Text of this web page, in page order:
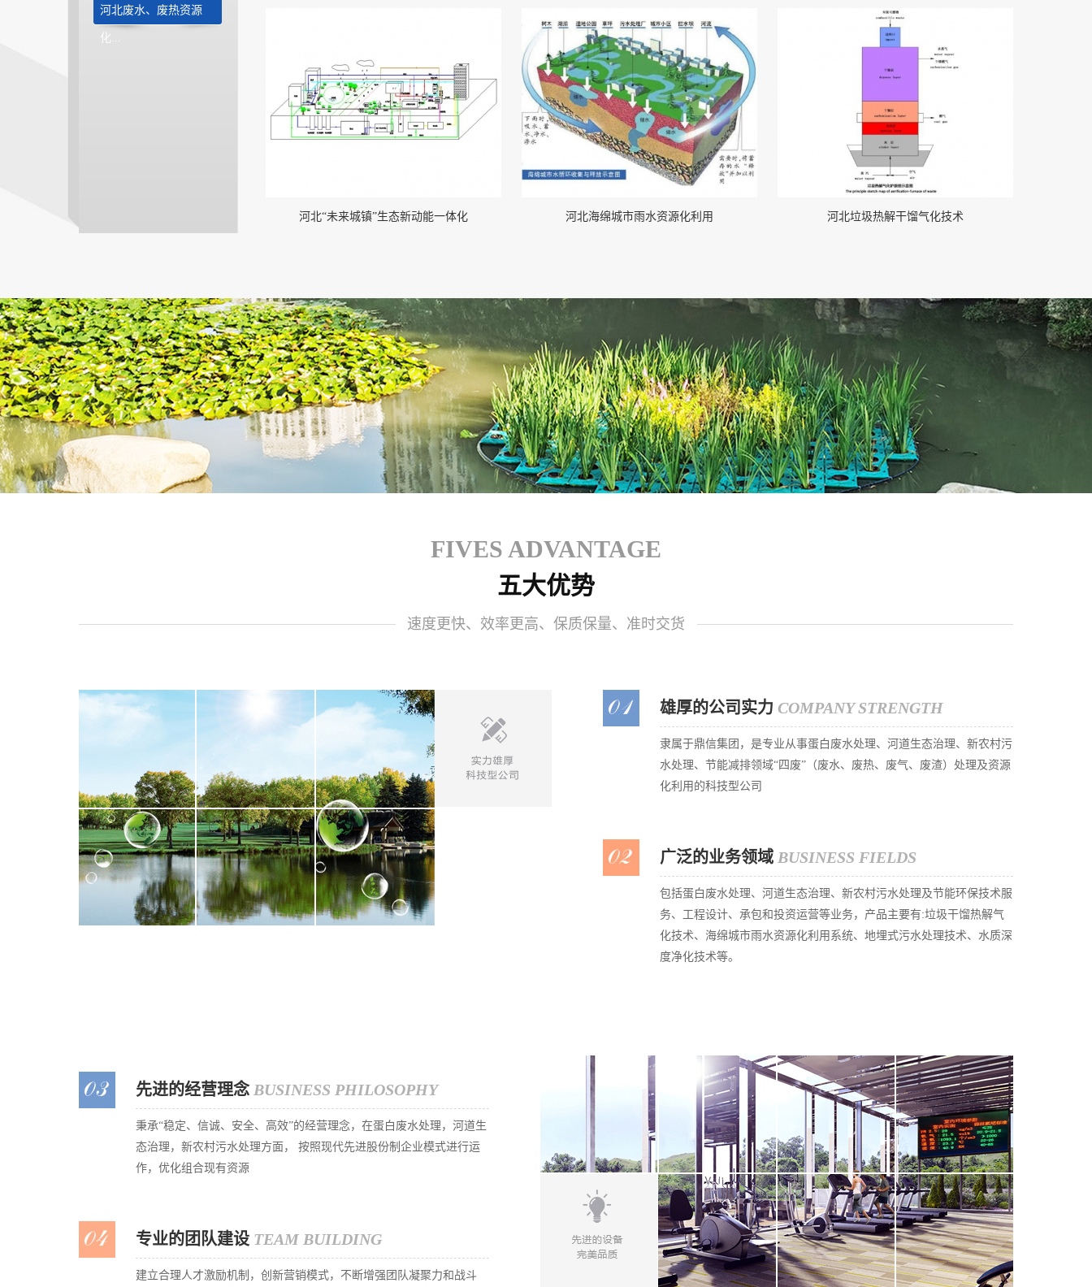
河北废水、废热资源
化...
河北“未来城镇”生态新动能一体化 河北海绵城市雨水资源化利用 河北垃圾热解干馏气化技术
FIVES ADVANTAGE
五大优势
速度更快、效率更高、保质保量、准时交货
雄厚的公司实力 COMPANY STRENGTH
隶属于鼎信集团，是专业从事蛋白废水处理、河道生态治理、新农村污
水处理、节能减排领域“四废”（废水、废热、废气、废渣）处理及资源
化利用的科技型公司
广泛的业务领域 BUSINESS FIELDS
包括蛋白废水处理、河道生态治理、新农村污水处理及节能环保技术服
务、工程设计、承包和投资运营等业务，产品主要有:垃圾干馏热解气
化技术、海绵城市雨水资源化利用系统、地埋式污水处理技术、水质深
度净化技术等。
先进的经营理念 BUSINESS PHILOSOPHY
秉承“稳定、信诚、安全、高效”的经营理念，在蛋白废水处理，河道生
态治理，新农村污水处理方面， 按照现代先进股份制企业模式进行运
作，优化组合现有资源
专业的团队建设 TEAM BUILDING
建立合理人才激励机制，创新营销模式，不断增强团队凝聚力和战斗